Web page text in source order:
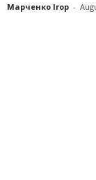
Марченко Ігор -